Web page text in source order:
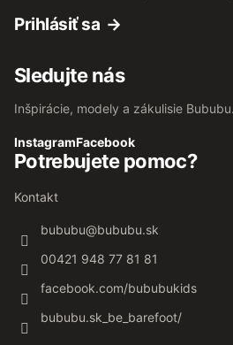
Prihlásiť sa
Sledujte nás
Inšpirácie, modely a zákulisie Bububu.
InstagramFacebook
Potrebujete pomoc?
Kontakt
bububu@bububu.sk
00421 948 77 81 81
facebook.com/bububukids
bububu.sk_be_barefoot/